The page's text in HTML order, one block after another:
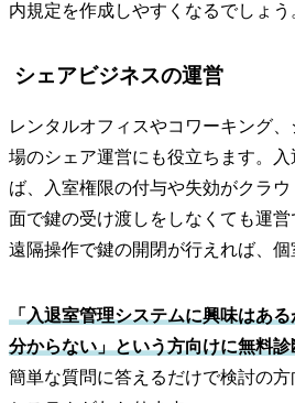
内規定を作成しやすくなるでしょう
シェアビジネスの運営
レンタルオフィスやコワーキング
場のシェア運営にも役立ちます。
ば、入室権限の付与や失効がクラ
面で鍵の受け渡しをしなくても運
遠隔操作で鍵の開閉が行えれば、個
「入退室管理システムに興味はあ
分からない」という方向けに無料
簡単な質問に答えるだけで検討の